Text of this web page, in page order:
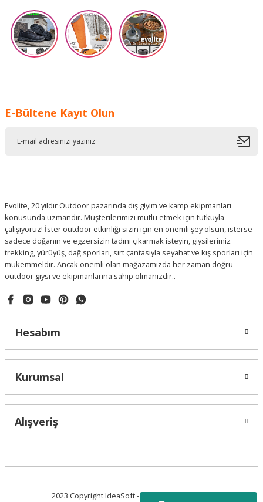
E-Bültene Kayıt Olun
Evolite, 20 yıldır Outdoor pazarında dış giyim ve kamp ekipmanları
konusunda uzmandır. Müşterilerimizi mutlu etmek için tutkuyla
çalışıyoruz! İster outdoor etkinliği sizin için en önemli şey olsun, isterse
sadece doğanın ve egzersizin tadını çıkarmak isteyin, giysilerimiz
trekking, yürüyüş, dağ sporları, sırt çantasıyla seyahat ve kış sporları için
mükemmeldir. Ancak önemli olan mağazamızda her zaman doğru
outdoor giysi ve ekipmanlarına sahip olmanızdır..
Hesabım
Kurumsal
Alışveriş
2023 Copyright IdeaSoft - Tüm Hakları Saklıdır.